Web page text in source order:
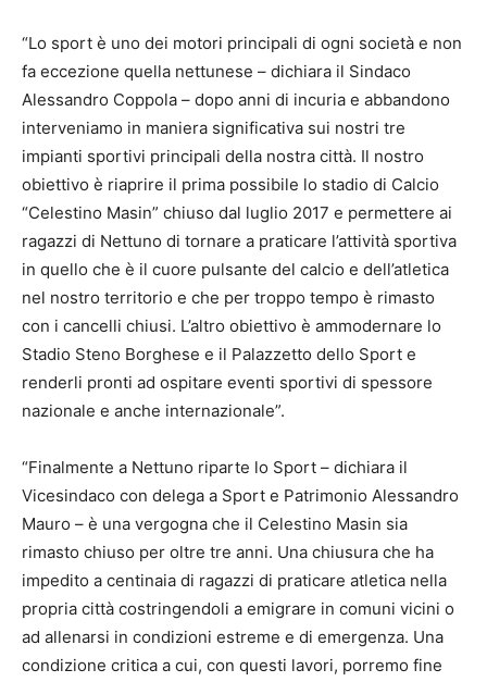
“Lo sport è uno dei motori principali di ogni società e non
fa eccezione quella nettunese – dichiara il Sindaco
Alessandro Coppola – dopo anni di incuria e abbandono
interveniamo in maniera significativa sui nostri tre
impianti sportivi principali della nostra città. Il nostro
obiettivo è riaprire il prima possibile lo stadio di Calcio
“Celestino Masin” chiuso dal luglio 2017 e permettere ai
ragazzi di Nettuno di tornare a praticare l’attività sportiva
in quello che è il cuore pulsante del calcio e dell’atletica
nel nostro territorio e che per troppo tempo è rimasto
con i cancelli chiusi. L’altro obiettivo è ammodernare lo
Stadio Steno Borghese e il Palazzetto dello Sport e
renderli pronti ad ospitare eventi sportivi di spessore
nazionale e anche internazionale”.
“Finalmente a Nettuno riparte lo Sport – dichiara il
Vicesindaco con delega a Sport e Patrimonio Alessandro
Mauro – è una vergogna che il Celestino Masin sia
rimasto chiuso per oltre tre anni. Una chiusura che ha
impedito a centinaia di ragazzi di praticare atletica nella
propria città costringendoli a emigrare in comuni vicini o
ad allenarsi in condizioni estreme e di emergenza. Una
condizione critica a cui, con questi lavori, porremo fine